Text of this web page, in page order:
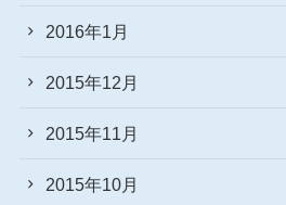
2016年1月
2015年12月
2015年11月
2015年10月